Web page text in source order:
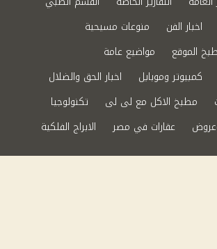
اخبار الفن
منوعات مسيحية
الموقع
مواضيع عامة
كمبيوتر وموبايل
اخبار الحق والضلال
مطبخ الاكل مع لى لى
تكنولوجيا
عقارات في مصر
الابراج الفلكية